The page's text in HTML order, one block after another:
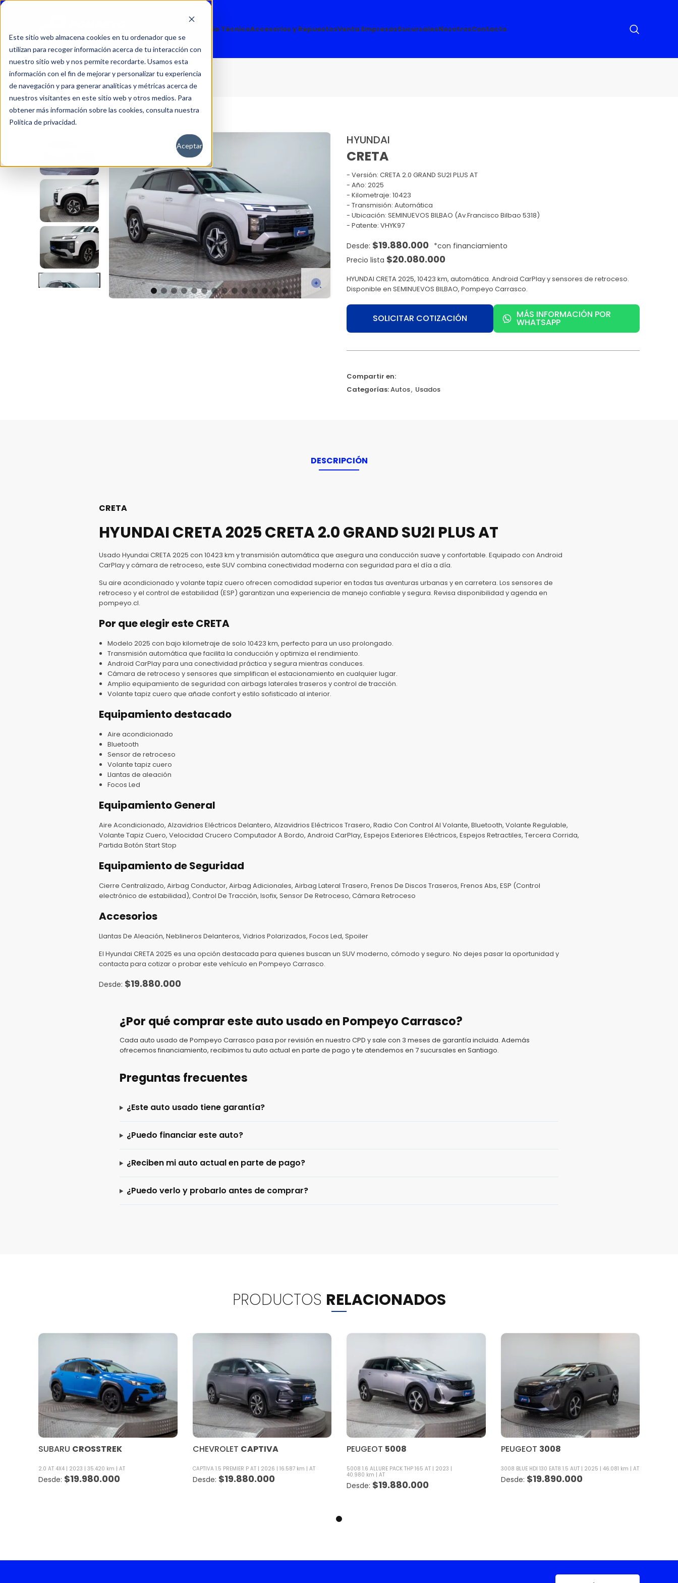
Este sitio web almacena cookies en tu ordenador que se
utilizan para recoger información acerca de tu interacción con
nuestro sitio web y nos permite recordarte. Usamos esta
información con el fin de mejorar y personalizar tu experiencia
de navegación y para generar analíticas y métricas acerca de
nuestros visitantes en este sitio web y otros medios. Para
obtener más información sobre las cookies, consulta nuestra
Política de privacidad.
Aceptar
Servicio TécnicoAccesorios y RepuestosVenta EmpresasSucursalesNosotrosContacto
Inicio Autos Usados HYUNDAI CRETA
HYUNDAI
CRETA
Versión: CRETA 2.0 GRAND SU2I PLUS AT
Año: 2025
Kilometraje: 10423
Transmisión: Automática
Ubicación: SEMINUEVOS BILBAO (Av.Francisco Bilbao 5318)
Patente: VHYK97
$19.880.000
Precio lista $20.080.000
HYUNDAI CRETA 2025, 10423 km, automática. Android CarPlay y sensores de retroceso.
Disponible en SEMINUEVOS BILBAO, Pompeyo Carrasco.
SOLICITAR COTIZACIÓN MÁS INFORMACIÓN POR
WHATSAPP
Compartir en:
Categorías:Autos, Usados
DESCRIPCIÓN
CRETA
HYUNDAI CRETA 2025 CRETA 2.0 GRAND SU2I PLUS AT
Usado Hyundai CRETA 2025 con 10423 km y transmisión automática que asegura una conducción suave y confortable. Equipado con Android
CarPlay y cámara de retroceso, este SUV combina conectividad moderna con seguridad para el día a día.
Su aire acondicionado y volante tapiz cuero ofrecen comodidad superior en todas tus aventuras urbanas y en carretera. Los sensores de
retroceso y el control de estabilidad (ESP) garantizan una experiencia de manejo confiable y segura. Revisa disponibilidad y agenda en
pompeyo.cl.
Por que elegir este CRETA
Modelo 2025 con bajo kilometraje de solo 10423 km, perfecto para un uso prolongado.
Transmisión automática que facilita la conducción y optimiza el rendimiento.
Android CarPlay para una conectividad práctica y segura mientras conduces.
Cámara de retroceso y sensores que simplifican el estacionamiento en cualquier lugar.
Amplio equipamiento de seguridad con airbags laterales traseros y control de tracción.
Volante tapiz cuero que añade confort y estilo sofisticado al interior.
Equipamiento destacado
Aire acondicionado
Bluetooth
Sensor de retroceso
Volante tapiz cuero
Llantas de aleación
Focos Led
Equipamiento General
Aire Acondicionado, Alzavidrios Eléctricos Delantero, Alzavidrios Eléctricos Trasero, Radio Con Control Al Volante, Bluetooth, Volante Regulable,
Volante Tapiz Cuero, Velocidad Crucero Computador A Bordo, Android CarPlay, Espejos Exteriores Eléctricos, Espejos Retractiles, Tercera Corrida,
Partida Botón Start Stop
Equipamiento de Seguridad
Cierre Centralizado, Airbag Conductor, Airbag Adicionales, Airbag Lateral Trasero, Frenos De Discos Traseros, Frenos Abs, ESP (Control
electrónico de estabilidad), Control De Tracción, Isofix, Sensor De Retroceso, Cámara Retroceso
Accesorios
Llantas De Aleación, Neblineros Delanteros, Vidrios Polarizados, Focos Led, Spoiler
El Hyundai CRETA 2025 es una opción destacada para quienes buscan un SUV moderno, cómodo y seguro. No dejes pasar la oportunidad y
contacta para cotizar o probar este vehículo en Pompeyo Carrasco.
$19.880.000
¿Por qué comprar este auto usado en Pompeyo Carrasco?
Cada auto usado de Pompeyo Carrasco pasa por revisión en nuestro CPD y sale con 3 meses de garantía incluida. Además
ofrecemos financiamiento, recibimos tu auto actual en parte de pago y te atendemos en 7 sucursales en Santiago.
Preguntas frecuentes
¿Este auto usado tiene garantía?
¿Puedo financiar este auto?
¿Reciben mi auto actual en parte de pago?
¿Puedo verlo y probarlo antes de comprar?
PRODUCTOS RELACIONADOS
SUBARU CROSSTREK
2.0 AT 4X4 2023 35.420 km AT
$19.980.000
CHEVROLET CAPTIVA
CAPTIVA 1.5 PREMIER P AT 2026 16.587 km AT
$19.880.000
PEUGEOT 5008
5008 1.6 ALLURE PACK THP 165 AT
2023
40.980 km
AT
$19.880.000
PEUGEOT 3008
3008 BLUE HDI 130 EAT8 1.5 AUT 2025 46.081 km AT
$19.890.000